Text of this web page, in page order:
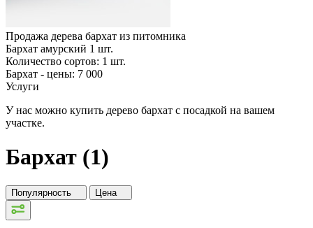
Продажа дерева бархат из питомника
Бархат амурский 1 шт.
Количество сортов: 1 шт.
Бархат - цены: 7 000
Услуги
У нас можно купить дерево бархат с посадкой на вашем
участке.
Бархат (1)
Популярность Цена